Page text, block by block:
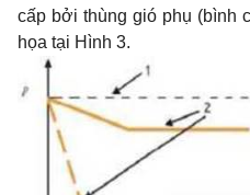
cấp bởi thùng gió phụ (bình
họa tại Hình 3.